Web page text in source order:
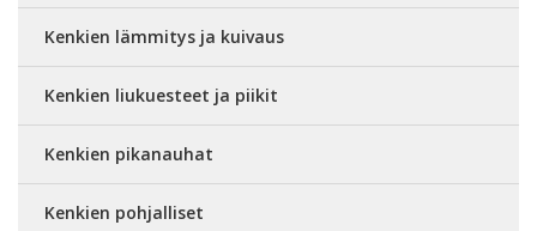
Kenkien lämmitys ja kuivaus
Kenkien liukuesteet ja piikit
Kenkien pikanauhat
Kenkien pohjalliset